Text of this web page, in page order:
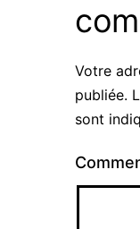
Votre
publiée.
sont